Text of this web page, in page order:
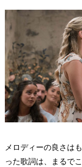
メロディーの良さは
った歌詞は、まるで